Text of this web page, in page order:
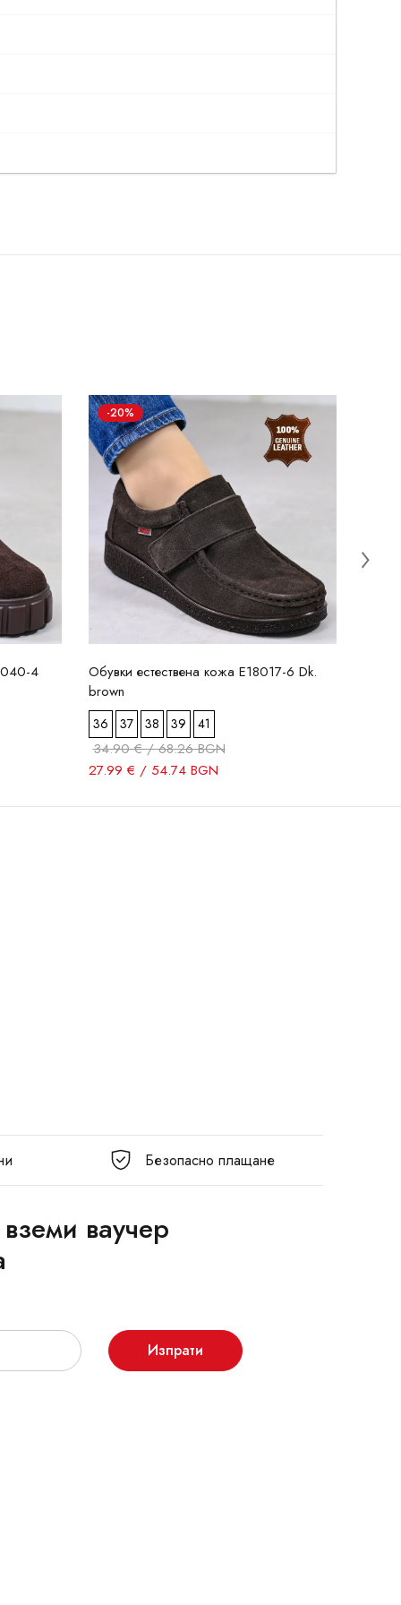
4
-20%
Обувки естествена кожа E18017-6 Dk.
brown
36 37 38 39 41
34.90 € / 68.26 BGN
27.99 € / 54.74 BGN
Безопасно плащане
ваучер
Изпрати